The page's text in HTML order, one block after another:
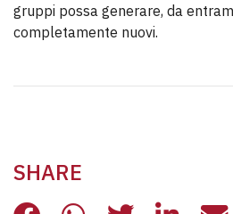
gruppi possa generare, da
completamente nuovi.
SHARE